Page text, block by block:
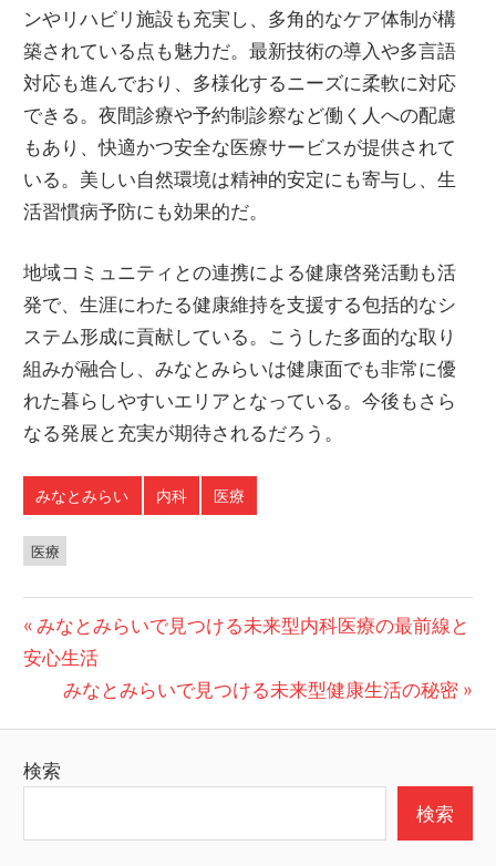
ンやリハビリ施設も充実し、多角的なケア体制が構
築されている点も魅力だ。最新技術の導入や多言語
対応も進んでおり、多様化するニーズに柔軟に対応
できる。夜間診療や予約制診察など働く人への配慮
もあり、快適かつ安全な医療サービスが提供されて
いる。美しい自然環境は精神的安定にも寄与し、生
活習慣病予防にも効果的だ。
地域コミュニティとの連携による健康啓発活動も活
発で、生涯にわたる健康維持を支援する包括的なシ
ステム形成に貢献している。こうした多面的な取り
組みが融合し、みなとみらいは健康面でも非常に優
れた暮らしやすいエリアとなっている。今後もさら
なる発展と充実が期待されるだろう。
みなとみらい 内科 医療
医療
投
稿
ビ
ー
前
の
みなとみらいで見つける未来型内科医療の最前線と
安心生活
次
稿:
みなとみらいで見つける未来型健康生活の秘密
検索
検索